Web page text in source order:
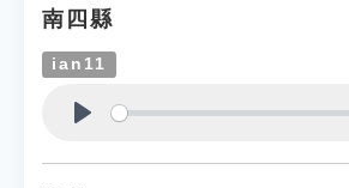
南四縣
ian11